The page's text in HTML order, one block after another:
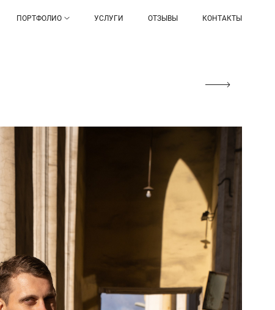
ПОРТФОЛИО УСЛУГИ ОТЗЫВЫ КОНТАКТЫ